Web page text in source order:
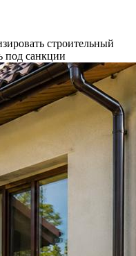
строительный
под санкции